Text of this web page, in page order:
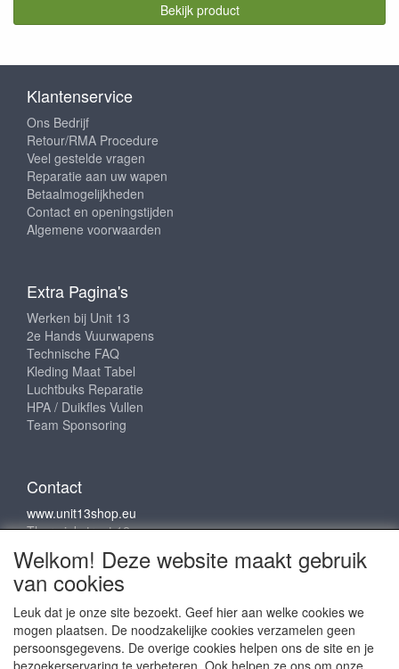
Bekijk product
Klantenservice
Ons Bedrijf
Retour/RMA Procedure
Veel gestelde vragen
Reparatie aan uw wapen
Betaalmogelijkheden
Contact en openingstijden
Algemene voorwaarden
Extra Pagina's
Werken bij Unit 13
2e Hands Vuurwapens
Technische FAQ
Kleding Maat Tabel
Luchtbuks Reparatie
HPA / Duikfles Vullen
Team Sponsoring
Contact
www.unit13shop.eu
Thermiekstraat 12
6361 HB Nuth
info@unit13shop.eu
Sociale media
Welkom! Deze website maakt gebruik
van cookies
Leuk dat je onze site bezoekt. Geef hier aan welke cookies we
mogen plaatsen. De noodzakelijke cookies verzamelen geen
persoonsgegevens. De overige cookies helpen ons de site en je
bezoekerservaring te verbeteren. Ook helpen ze ons om onze